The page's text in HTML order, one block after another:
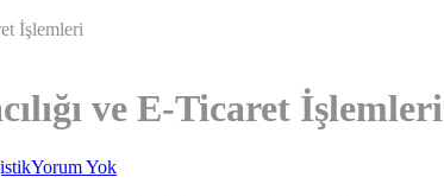
İşlemleri
ve E-Ticaret İşlemleri
Yorum Yok